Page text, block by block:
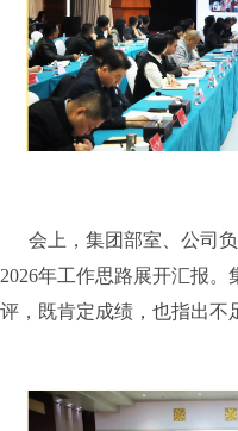
治
合
规
标
招
聘
信
息
我
们
会上，集团部室、公司负
2026年工作思路展开汇报
评，既肯定成绩，也指出不